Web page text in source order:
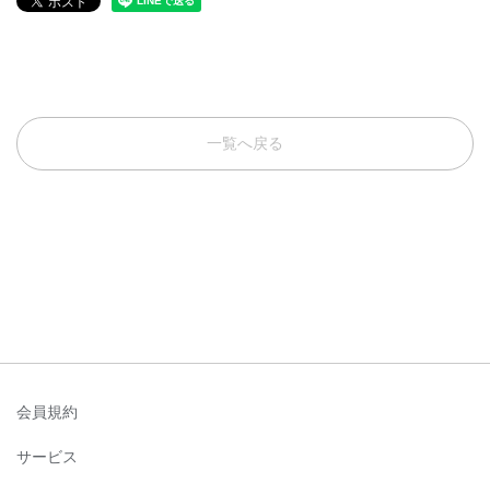
一覧へ戻る
会員規約
サービス